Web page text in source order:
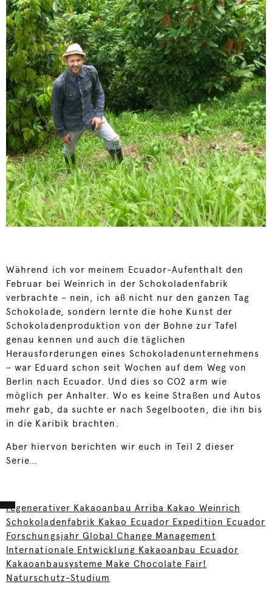
Während ich vor meinem Ecuador-Aufenthalt den
Februar bei Weinrich in der Schokoladenfabrik
verbrachte – nein, ich aß nicht nur den ganzen Tag
Schokolade, sondern lernte die hohe Kunst der
Schokoladenproduktion von der Bohne zur Tafel
genau kennen und auch die täglichen
Herausforderungen eines Schokoladenunternehmens
– war Eduard schon seit Wochen auf dem Weg von
Berlin nach Ecuador. Und dies so CO2 arm wie
möglich per Anhalter. Wo es keine Straßen und Autos
mehr gab, da suchte er nach Segelbooten, die ihn bis
in die Karibik brachten.
Aber hiervon berichten wir euch in Teil 2 dieser
Serie…
regenerativer Kakaoanbau Arriba Kakao Weinrich
Schokoladenfabrik Kakao Ecuador Expedition Ecuador
Forschungsjahr Global Change Management
Internationale Entwicklung Kakaoanbau Ecuador
Kakaoanbausysteme Make Chocolate Fair!
Naturschutz-Studium